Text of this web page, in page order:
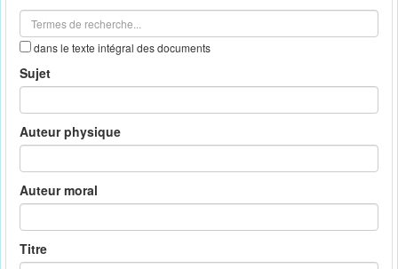
dans le texte intégral des documents
Sujet
Auteur physique
Auteur moral
Titre